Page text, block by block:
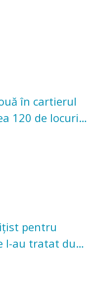
an
în cartierul
120 de locuri
pentru
l-au tratat după